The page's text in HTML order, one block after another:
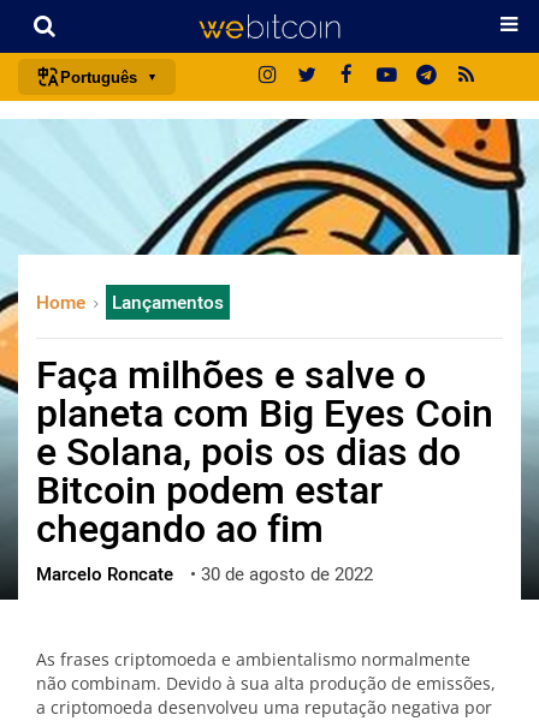
Português
deutsch
中文
русский
한국어
العربية
ไทย
ქართული
Home Lançamentos
Faça milhões e salve o
planeta com Big Eyes Coin
e Solana, pois os dias do
Bitcoin podem estar
chegando ao fim
Marcelo Roncate • 30 de agosto de 2022
As frases criptomoeda e ambientalismo normalmente
não combinam. Devido à sua alta produção de emissões,
a criptomoeda desenvolveu uma reputação negativa por